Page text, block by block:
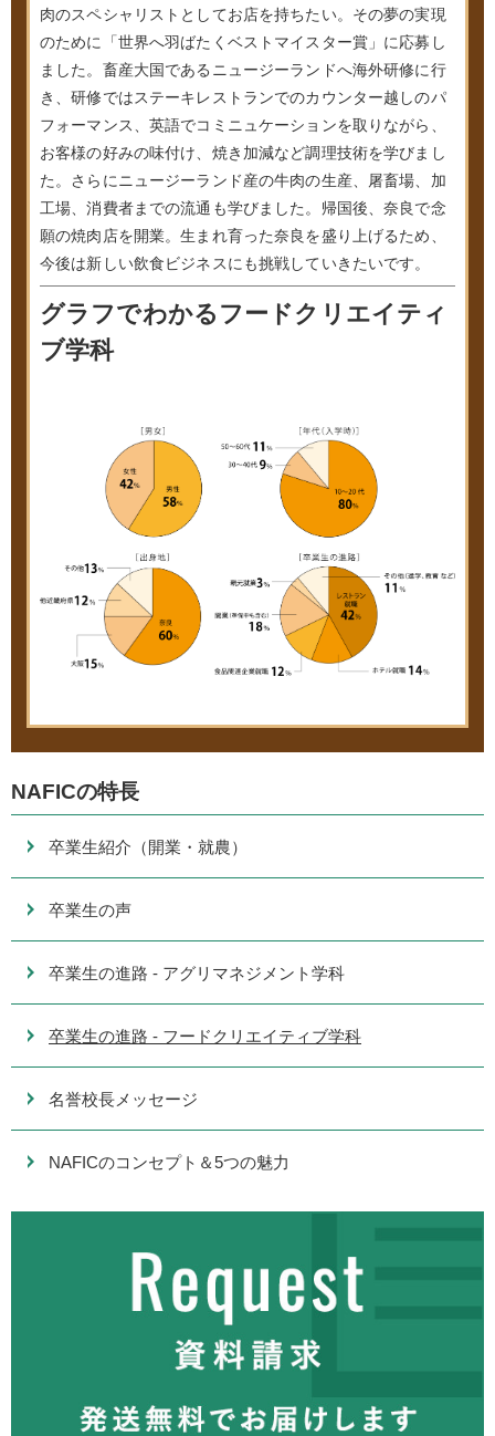
肉のスペシャリストとしてお店を持ちたい。その夢の実現
のために「世界へ羽ばたくベストマイスター賞」に応募し
ました。畜産大国であるニュージーランドへ海外研修に行
き、研修ではステーキレストランでのカウンター越しのパ
フォーマンス、英語でコミニュケーションを取りながら、
お客様の好みの味付け、焼き加減など調理技術を学びまし
た。さらにニュージーランド産の牛肉の生産、屠畜場、加
工場、消費者までの流通も学びました。帰国後、奈良で念
願の焼肉店を開業。生まれ育った奈良を盛り上げるため、
今後は新しい飲食ビジネスにも挑戦していきたいです。
グラフでわかるフードクリエイティ
ブ学科
NAFICの特長
卒業生紹介（開業・就農）
卒業生の声
卒業生の進路 - アグリマネジメント学科
卒業生の進路 - フードクリエイティブ学科
名誉校長メッセージ
NAFICのコンセプト＆5つの魅力